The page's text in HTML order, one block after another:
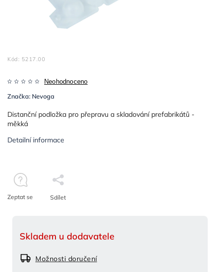
Kód: 5217.00
Neohodnoceno
Značka: Nevoga
Skladem u dodavatele
Možnosti doručení
Distanční podložka pro přepravu a skladování prefabrikátů -
měkká
Detailní informace
Zeptat se Sdílet